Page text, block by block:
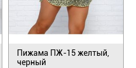
Пижама ПЖ-15 желтый,
черный